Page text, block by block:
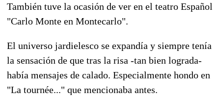
También tuve la ocasión de ver en el teatro Español
"Carlo Monte en Montecarlo".
El universo jardielesco se expandía y siempre tenía
la sensación de que tras la risa -tan bien lograda-
había mensajes de calado. Especialmente hondo en
"La tournée..." que mencionaba antes.